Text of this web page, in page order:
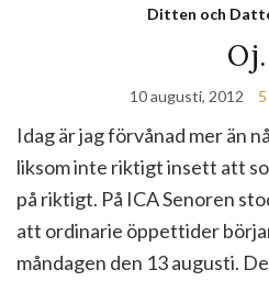
Ditten och
Oj.
10 augusti, 2012
Idag är jag förvånad mer än
liksom inte riktigt insett att
på riktigt. På ICA Senoren
att ordinarie öppettider
måndagen den 13 augusti.